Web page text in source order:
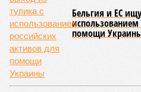
этом из кураторов стройки не
сроки должны
площадке, по свидетельствам
бывающих у забора, какая-либо
бетононасосов, ни работающих
мобилизации подрядчиков. При
осталось менее полугода.